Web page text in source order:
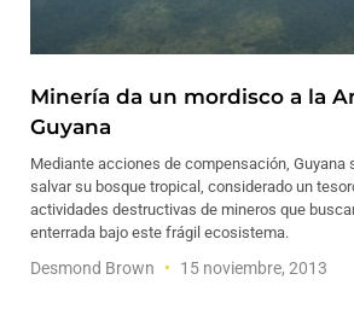
Minería da un mordisco a la
Guyana
Mediante acciones de compensación, Guyana
salvar su bosque tropical, considerado un
actividades destructivas de mineros que
enterrada bajo este frágil ecosistema.
Desmond Brown 15 noviembre, 2013